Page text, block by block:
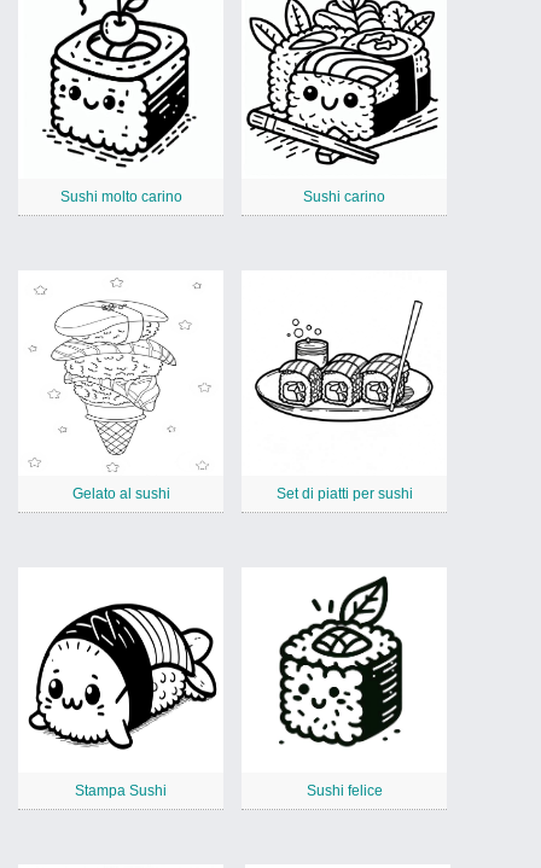
Sushi molto carino Sushi carino
Gelato al sushi Set di piatti per sushi
Stampa Sushi Sushi felice